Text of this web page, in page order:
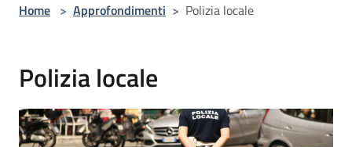
Home > Approfondimenti > Polizia locale
Polizia locale